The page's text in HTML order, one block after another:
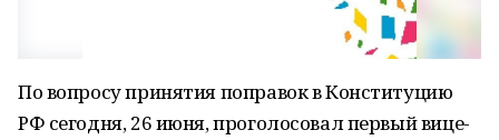
По вопросу принятия поправок в Конституцию
РФ сегодня, 26 июня, проголосовал первый вице-